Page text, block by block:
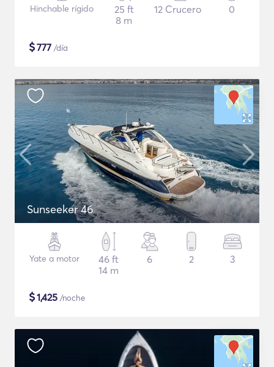
Hinchable rígido
25 ft
8 m
12 Crucero 0
$777 /día
Sunseeker 46
Yate a motor
46 ft
14 m
6 2 3
$1,425 /noche